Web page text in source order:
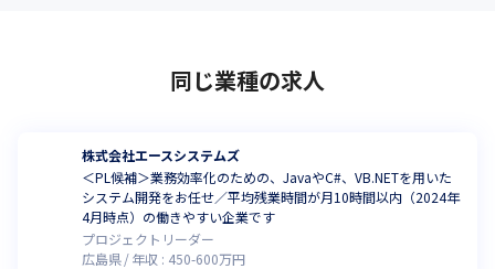
同じ業種の求人
株式会社エースシステムズ
＜PL候補＞業務効率化のための、JavaやC#、VB.NETを用いた
システム開発をお任せ／平均残業時間が月10時間以内（2024年
4月時点）の働きやすい企業です
プロジェクトリーダー
広島県
年収 : 450-600万円